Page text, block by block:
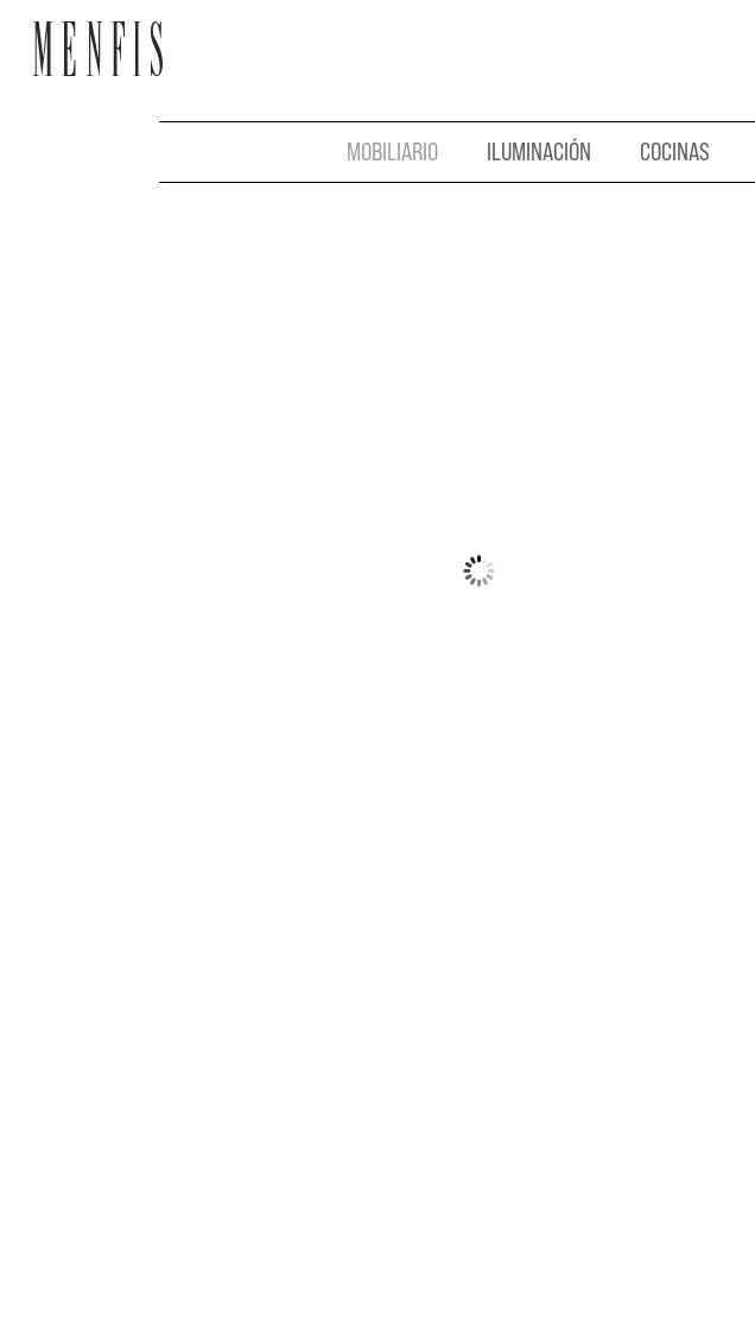
MOBILIARIO ILUMINACIÓN COCINAS